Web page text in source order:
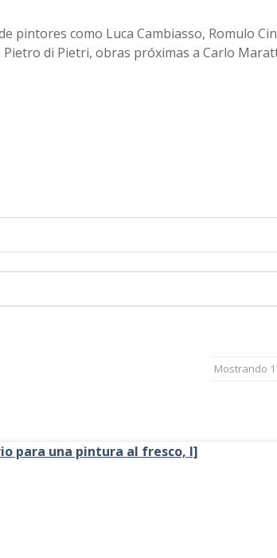
pintores como Luca Cambiasso, Romulo
di Pietri, obras próximas a Carlo
Mostrando
para una pintura al fresco, I]